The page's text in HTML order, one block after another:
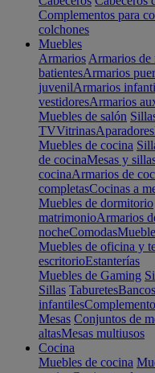
Complementos para
colchones
Muebles
Armarios Armarios de
batientesArmarios
juvenilArmarios
vestidoresArmarios
Muebles de salón
TVVitrinasAparadores
Muebles de cocina
de cocinaMesas y
cocinaArmarios de
completasCocinas a
Muebles de dormitorio
matrimonioArmarios
nocheComodas
Muebles de oficina y
escritorioEstanterías
Muebles de Gaming
Sillas TaburetesBancos
infantiles
Mesas Conjuntos de
altasMesas multiusos
Cocina
Muebles de cocina